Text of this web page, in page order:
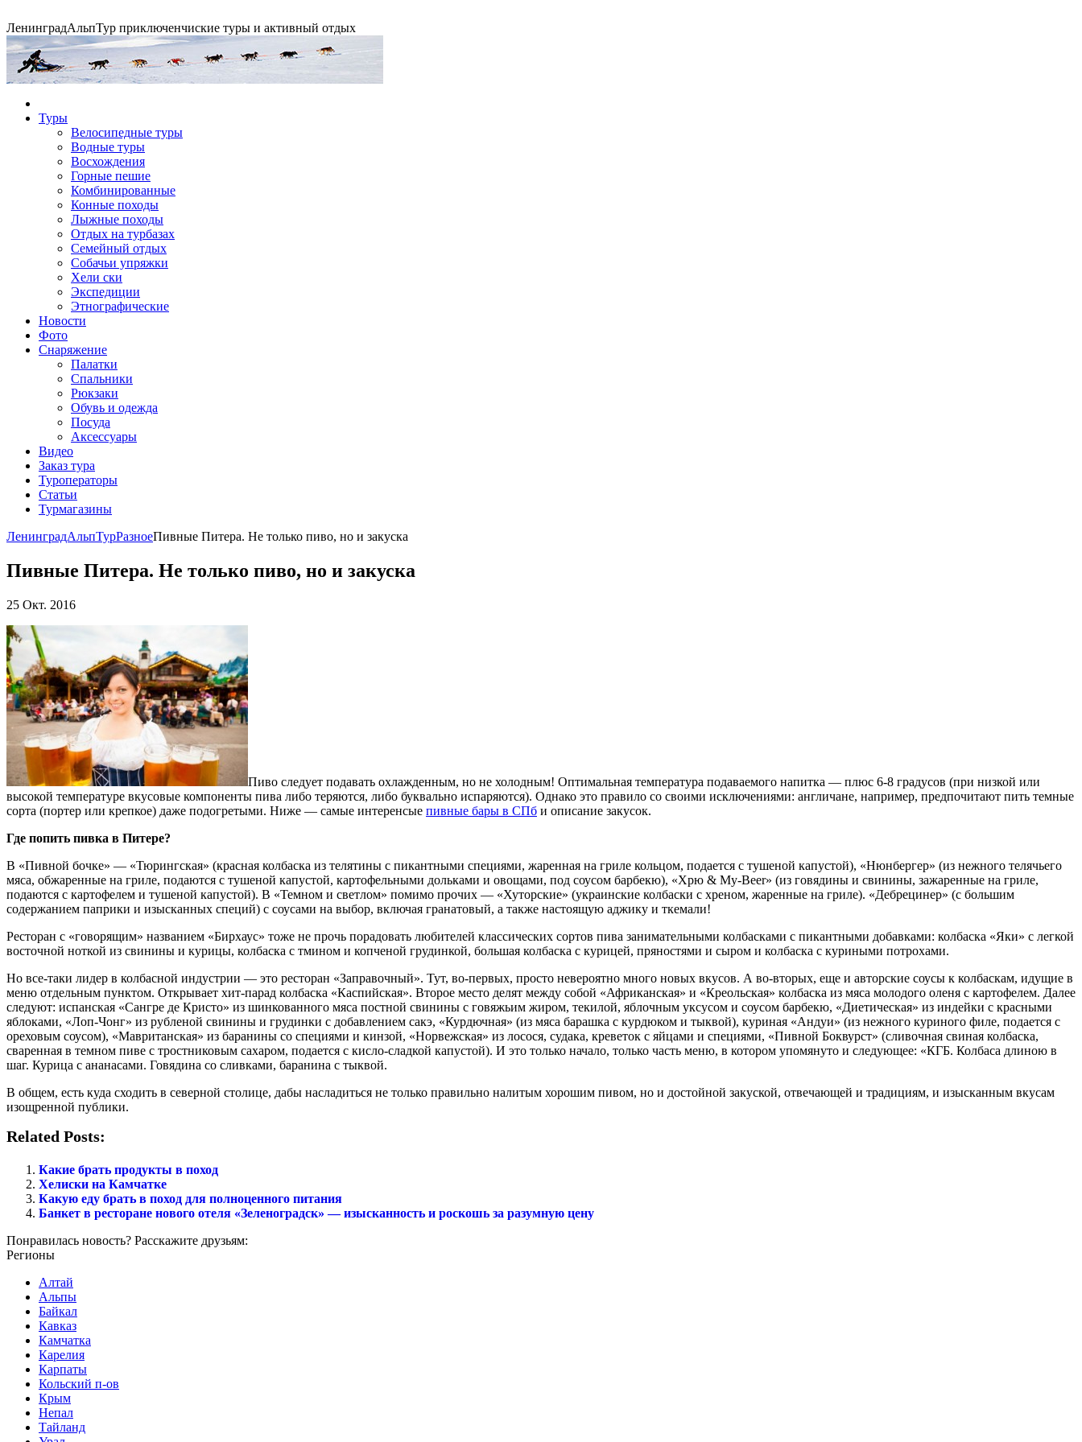
ЛенинградАльпТур приключенчиские туры и активный отдых
Горные экспедиции
Туры
Велосипедные туры
Водные туры
Восхождения
Горные пешие
Комбинированные
Конные походы
Лыжные походы
Отдых на турбазах
Семейный отдых
Собачьи упряжки
Хели ски
Экспедиции
Этнографические
Новости
Фото
Снаряжение
Палатки
Спальники
Рюкзаки
Обувь и одежда
Посуда
Аксессуары
Видео
Заказ тура
Туроператоры
Статьи
Турмагазины
ЛенинградАльпТурРазноеПивные Питера. Не только пиво, но и закуска
Пивные Питера. Не только пиво, но и закуска
25 Окт. 2016
Пиво следует подавать охлажденным, но не холодным! Оптимальная температура подаваемого напитка — плюс 6-8 градусов (при низкой или
высокой температуре вкусовые компоненты пива либо теряются, либо буквально испаряются). Однако это правило со своими исключениями: англичане, например, предпочитают пить темные
сорта (портер или крепкое) даже подогретыми. Ниже — самые интеренсые пивные бары в СПб и описание закусок.
Где попить пивка в Питере?
В «Пивной бочке» — «Тюрингская» (красная колбаска из телятины с пикантными специями, жаренная на гриле кольцом, подается с тушеной капустой), «Нюнбергер» (из нежного телячьего
мяса, обжаренные на гриле, подаются с тушеной капустой, картофельными дольками и овощами, под соусом барбекю), «Хрю & My-Beer» (из говядины и свинины, зажаренные на гриле,
подаются с картофелем и тушеной капустой). В «Темном и светлом» помимо прочих — «Хуторские» (украинские колбаски с хреном, жаренные на гриле). «Дебрецинер» (с большим
содержанием паприки и изысканных специй) с соусами на выбор, включая гранатовый, а также настоящую аджику и ткемали!
Ресторан с «говорящим» названием «Бирхаус» тоже не прочь порадовать любителей классических сортов пива занимательными колбасками с пикантными добавками: колбаска «Яки» с легкой
восточной ноткой из свинины и курицы, колбаска с тмином и копченой грудинкой, большая колбаска с курицей, пряностями и сыром и колбаска с куриными потрохами.
Но все-таки лидер в колбасной индустрии — это ресторан «Заправочный». Тут, во-первых, просто невероятно много новых вкусов. А во-вторых, еще и авторские соусы к колбаскам, идущие в
меню отдельным пунктом. Открывает хит-парад колбаска «Каспийская». Второе место делят между собой «Африканская» и «Креольская» колбаска из мяса молодого оленя с картофелем. Далее
следуют: испанская «Сангре де Кристо» из шинкованного мяса постной свинины с говяжьим жиром, текилой, яблочным уксусом и соусом барбекю, «Диетическая» из индейки с красными
яблоками, «Лоп-Чонг» из рубленой свинины и грудинки с добавлением сакэ, «Курдючная» (из мяса барашка с курдюком и тыквой), куриная «Андуи» (из нежного куриного филе, подается с
ореховым соусом), «Мавританская» из баранины со специями и кинзой, «Норвежская» из лосося, судака, креветок с яйцами и специями, «Пивной Боквурст» (сливочная свиная колбаска,
сваренная в темном пиве с тростниковым сахаром, подается с кисло-сладкой капустой). И это только начало, только часть меню, в котором упомянуто и следующее: «КГБ. Колбаса длиною в
шаг. Курица с ананасами. Говядина со сливками, баранина с тыквой.
В общем, есть куда сходить в северной столице, дабы насладиться не только правильно налитым хорошим пивом, но и достойной закуской, отвечающей и традициям, и изысканным вкусам
изощренной публики.
Related Posts:
Какие брать продукты в поход
Хелиски на Камчатке
Какую еду брать в поход для полноценного питания
Банкет в ресторане нового отеля «Зеленоградск» — изысканность и роскошь за разумную цену
Понравилась новость? Расскажите друзьям:
Регионы
Алтай
Альпы
Байкал
Кавказ
Камчатка
Карелия
Карпаты
Кольский п-ов
Крым
Непал
Тайланд